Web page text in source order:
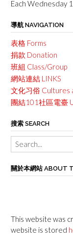
Each Wednesday
導航 NAVIGATION
表格 Forms
捐款 Donation
班組 Class/Group
網站連結 LINKS
文化习俗 Cultures
團結101社區電臺
搜索 SEARCH
關於本網站 ABOUT
This website was
website is stored